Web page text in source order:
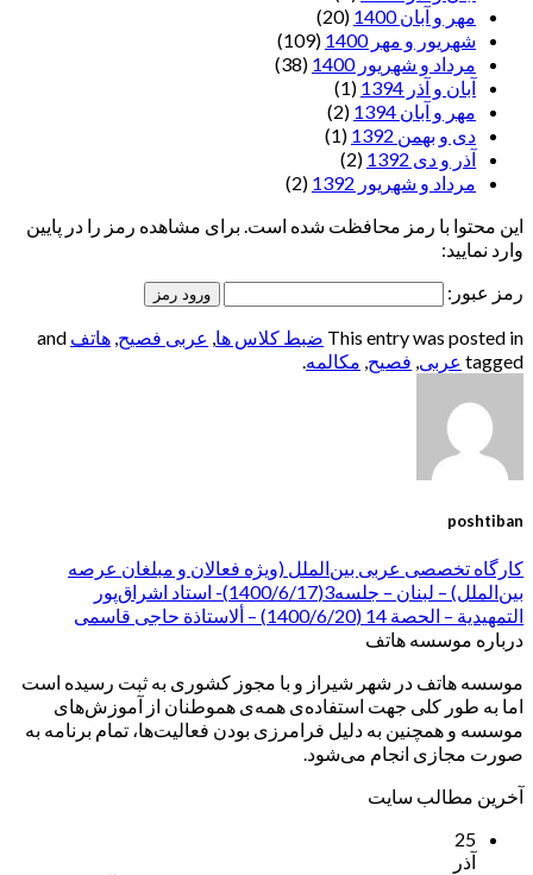
مهر و آبان 1400
(20)
شهریور و مهر 1400
(109)
مرداد و شهریور 1400
(38)
آبان و آذر 1394
(1)
مهر و آبان 1394
(2)
دی و بهمن 1392
(1)
آذر و دی 1392
(2)
مرداد و شهریور 1392
(2)
این محتوا با رمز محافظت شده است. برای مشاهده رمز را در پایین
وارد نمایید:
رمز عبور:
This entry was posted in ضبط کلاس ها, عربی فصیح, هاتف and
tagged عربی, فصیح, مکالمه.
poshtiban
کارگاه تخصصی عربی بین‌الملل (ویژه فعالان و مبلغان عرصه
بین‌الملل) – لبنان – جلسه3(1400/6/17)- استاد اشراق‌پور
التمهیدیة – الحصة 14 (1400/6/20) – ألاستاذة حاجی قاسمی
درباره موسسه هاتف
موسسه هاتف در شهر شیراز و با مجوز کشوری به ثبت رسیده است
اما به طور کلی جهت استفاده‌ی همه‌ی هموطنان از آموزش‌های
موسسه و همچنین به دلیل فرامرزی بودن فعالیت‌ها، تمام برنامه به
صورت مجازی انجام می‌شود.
آخرین مطالب سایت
25
آذر